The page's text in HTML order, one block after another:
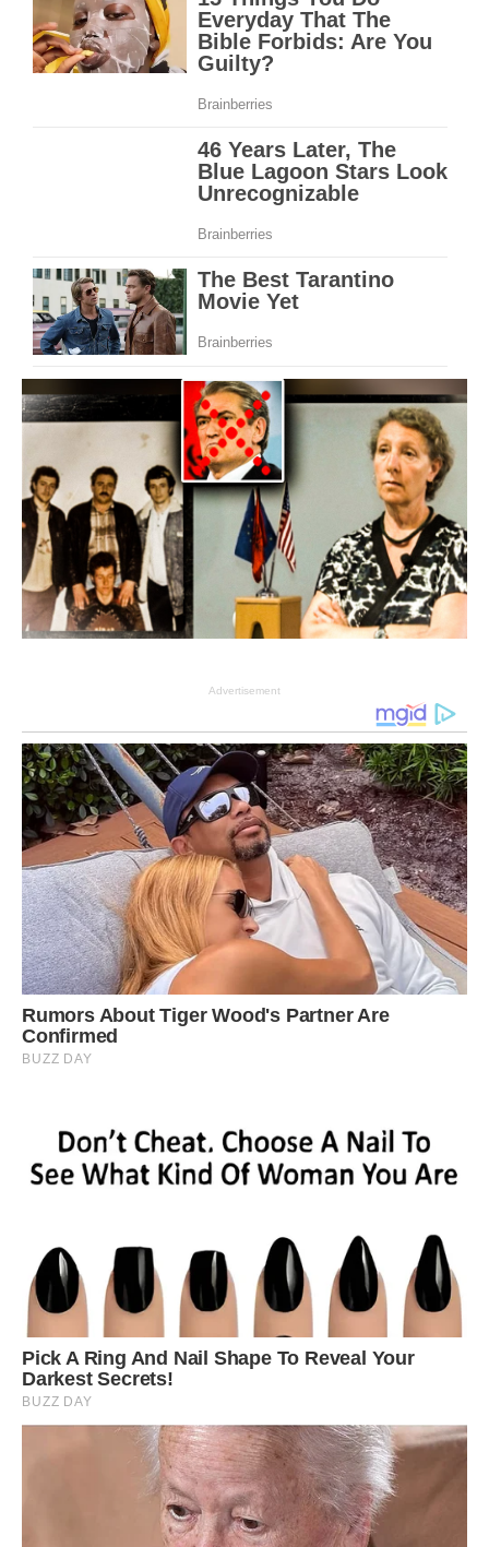
Advertisement